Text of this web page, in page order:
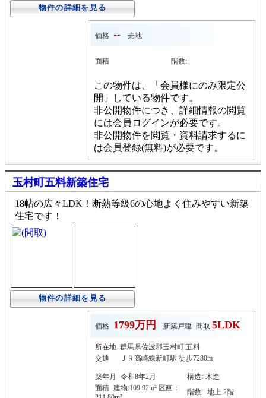
物件の詳細を見る
価格 -- 売地
面積 階数:
この物件は、「会員様にのみ限定公
開」している物件です。
非公開物件につき、詳細情報の閲覧
には会員ログインが必要です。
非公開物件を閲覧・資料請求するに
は会員登録(無料)が必要です。
玉村町五料新築住宅
18帖の広々LDK！断熱等級6の心地よく住みやすい新築
住宅です！
物件の詳細を見る
価格 1799万円 新築戸建 間取 5LDK
所在地 群馬県佐波郡玉村町 五料
交通
ＪＲ高崎線新町駅 徒歩7280m
築年月 令和8年2月 構造: 木造
面積 建物:109.92m² 区画：
階数: 地上 2階